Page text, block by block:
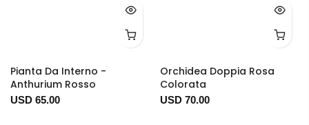
Pianta Da Interno -
Anthurium Rosso
USD 65.00
Orchidea Doppia Rosa
Colorata
USD 70.00